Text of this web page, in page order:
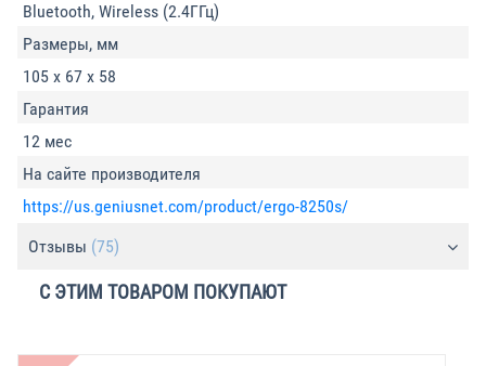
Bluetooth, Wireless (2.4ГГц)
Размеры, мм
105 х 67 х 58
Гарантия
12 мес
На сайте производителя
https://us.geniusnet.com/product/ergo-8250s/
Отзывы (75)
С ЭТИМ ТОВАРОМ ПОКУПАЮТ